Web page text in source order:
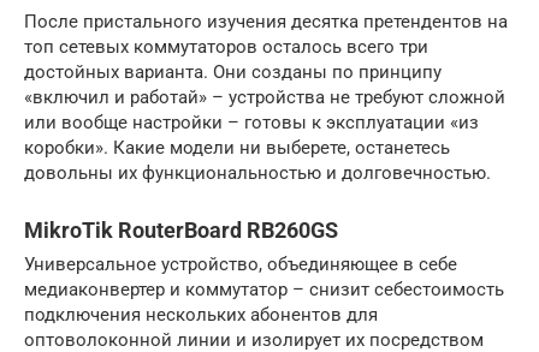
После пристального изучения десятка претендентов на
топ сетевых коммутаторов осталось всего три
достойных варианта. Они созданы по принципу
«включил и работай» – устройства не требуют сложной
или вообще настройки – готовы к эксплуатации «из
коробки». Какие модели ни выберете, останетесь
довольны их функциональностью и долговечностью.
MikroTik RouterBoard RB260GS
Универсальное устройство, объединяющее в себе
медиаконвертер и коммутатор – снизит себестоимость
подключения нескольких абонентов для
оптоволоконной линии и изолирует их посредством